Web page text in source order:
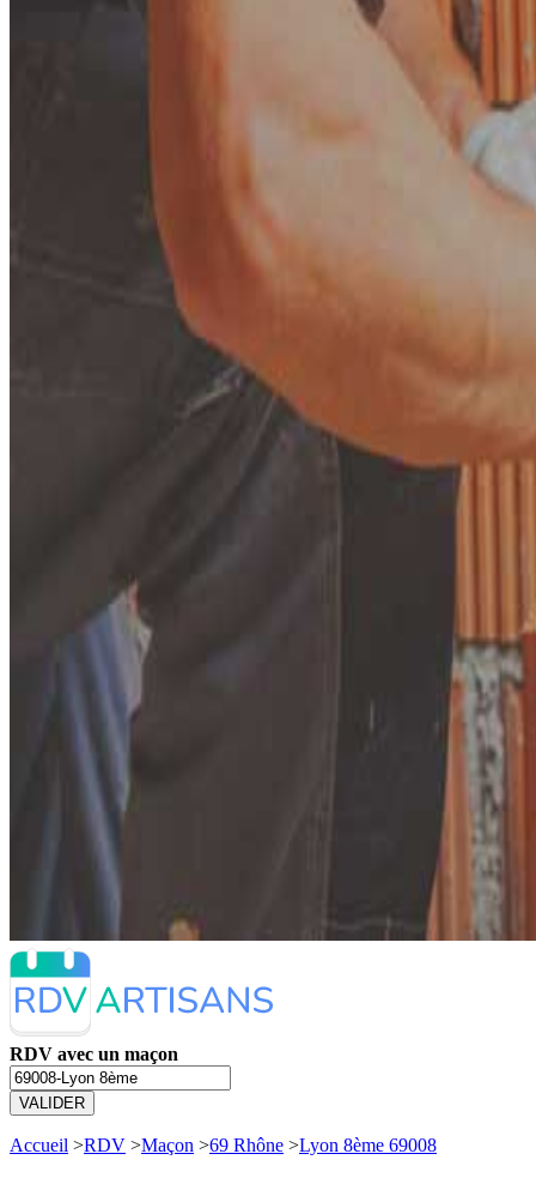
RDV avec un maçon
VALIDER
Accueil >RDV >Maçon >69 Rhône >Lyon 8ème 69008